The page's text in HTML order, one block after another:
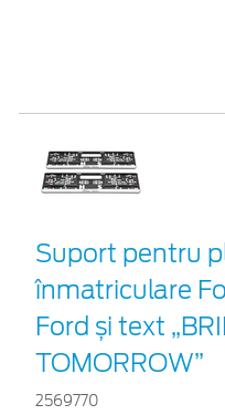
Suport pentru
înmatriculare
Ford și text
TOMORROW”
2569770